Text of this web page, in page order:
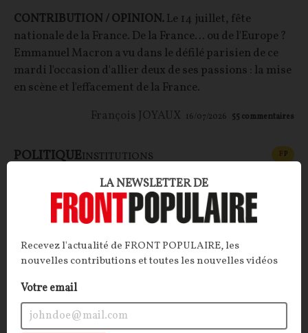
CONTRIBUTION / OPINION.Le 14 juillet, fête
nationale de la France. De la France… ou de l'Europe ?
Emmanuel Macron a vu dans le défilé parisien de ce
mardi l'occasion d'allier deux de ses passions : la mise
en scène et l'effacement de la France.
François JOYAUX 16/07/2026 55 commentaires
POLITIQUEINSTITUTIONS FP
LA NEWSLETTER DE
Recevez l'actualité de FRONT POPULAIRE, les
nouvelles contributions et toutes les nouvelles vidéos
Votre email